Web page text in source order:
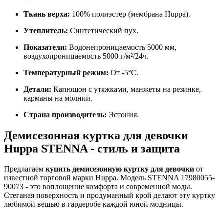
Ткань верха: 100% полиэстер (мембрана Huppa).
Утеплитель: Синтетический пух.
Показатели: Водонепроницаемость 5000 мм,
воздухопроницаемость 5000 г/м²/24ч.
Температурный режим: От -5°C.
Детали: Капюшон с утяжками, манжеты на резинке,
карманы на молнии.
Страна производитель: Эстония.
Демисезонная куртка для девочки
Huppa STENNA - стиль и защита
Предлагаем купить демисезонную куртку для девочки от
известной торговой марки Huppa. Модель STENNA 17980055-
90073 - это воплощение комфорта и современной моды.
Стеганая поверхность и продуманный крой делают эту куртку
любимой вещью в гардеробе каждой юной модницы.